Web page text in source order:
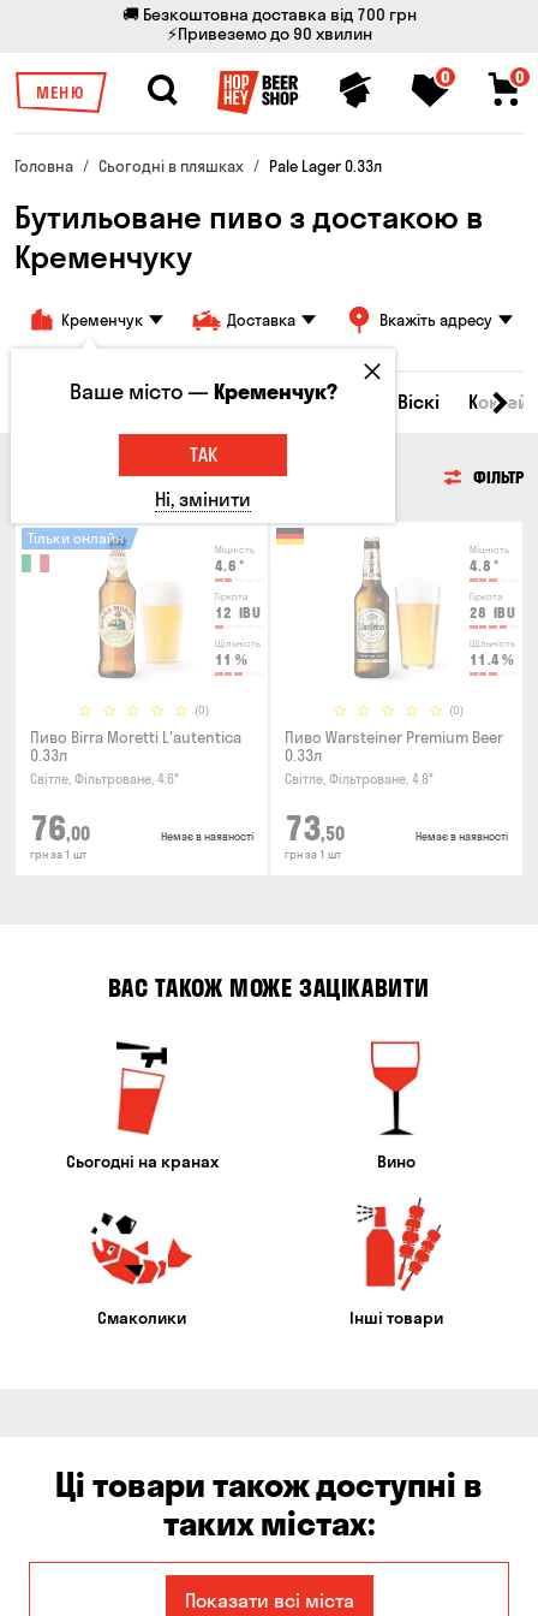
🚚 Безкоштовна доставка від 700 грн
⚡Привеземо до 90 хвилин
МЕНЮ
0 0
Головна Сьогодні в пляшках Pale Lager 0.33л
Бутильоване пиво з достакою в
Кременчуку
Кременчук Доставка Вкажіть адресу
Всі товари Пиво Сидр Вино Віскі
ФІЛЬТР
Міцність
4.6 °
Гіркота
12 IBU
Щільність
11 %
(0)
Тільки онлайн
Пиво Birra Moretti L'autentica
0.33л
Світле, Фільтроване, 4.6°
76,00
грн за 1 шт
Немає в наявності
Міцність
4.8 °
Гіркота
28 IBU
Щільність
11.4 %
(0)
Пиво Warsteiner Premium Beer
0.33л
Світле, Фільтроване, 4.8°
73,50
грн за 1 шт
Немає в наявності
ВАС ТАКОЖ МОЖЕ ЗАЦІКАВИТИ
Сьогодні на кранах Вино
Смаколики Інші товари
Ці товари також доступні в
таких містах:
ЄлизаветівкаПоказати всі міста
Ваше місто —Кременчук?
ТАК
Ні, змінити